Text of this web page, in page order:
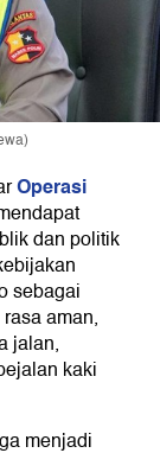
Operasi
dan politik
sebagai
aman,
jalan,
kaki
menjadi